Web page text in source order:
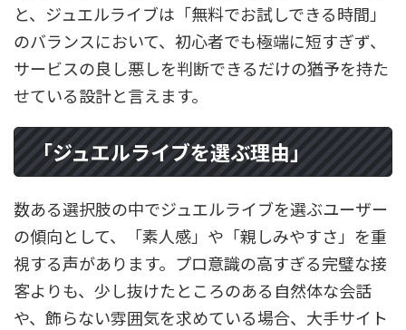
と、ジュエルライブは「無料でお試しできる時間」
のバランスにおいて、初心者でも極端に短すぎず、
サービスの良し悪しを判断できるだけの猶予を持た
せている設計と言えます。
「ジュエルライブを選ぶ理由」
数ある選択肢の中でジュエルライブを選ぶユーザー
の傾向として、「素人感」や「親しみやすさ」を重
視する声があります。プロ意識の高すぎる完璧な接
客よりも、少し抜けたところのある自然体な会話
や、飾らない雰囲気を求めている場合、大手サイト